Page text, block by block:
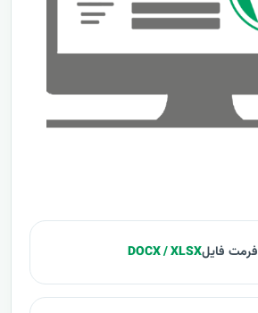
فرمت فایلDOCX / XLSX